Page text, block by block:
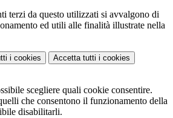
terzi da questo utilizzati si avvalgono di
ed utili alle finalità illustrate nella
i cookies Accetta tutti i cookies
scegliere quali cookie consentire.
che consentono il funzionamento della
disabilitarli.